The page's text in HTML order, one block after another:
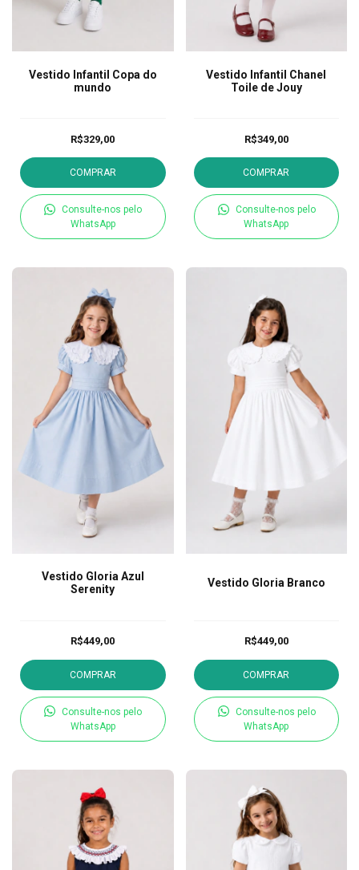
Vestido Infantil Copa do
mundo
R$329,00
COMPRAR
Consulte-nos pelo
WhatsApp
Vestido Infantil Chanel
Toile de Jouy
R$349,00
COMPRAR
Consulte-nos pelo
WhatsApp
Vestido Gloria Azul
Serenity
R$449,00
COMPRAR
Consulte-nos pelo
WhatsApp
Vestido Gloria Branco
R$449,00
COMPRAR
Consulte-nos pelo
WhatsApp